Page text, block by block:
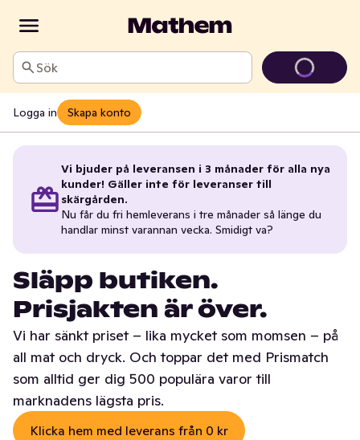
Sök
Logga in Skapa konto
Vi bjuder på leveransen i 3 månader för alla nya
kunder! Gäller inte för leveranser till
skärgården.
Nu får du fri hemleverans i tre månader så länge du
handlar minst varannan vecka. Smidigt va?
Släpp butiken.
Prisjakten är över.
Vi har sänkt priset – lika mycket som momsen – på
all mat och dryck. Och toppar det med Prismatch
som alltid ger dig 500 populära varor till
marknadens lägsta pris.
Klicka hem med leverans från 0 kr